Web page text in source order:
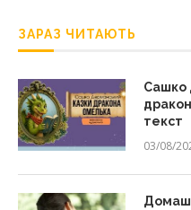
ЗАРАЗ ЧИТАЮТЬ
Сашко
текст
03/08/